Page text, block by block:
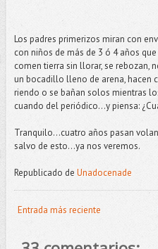
Los padres primerizos miran con
con niños de más de 3 ó 4 años
comen tierra sin llorar, se rebozan,
un bocadillo lleno de arena, hacen
riendo o se bañan solos mientras
cuando del periódico…y piensa:
Tranquilo…cuatro años pasan
salvo de esto…ya nos veremos.
Republicado de Unadocenade
Entrada más reciente